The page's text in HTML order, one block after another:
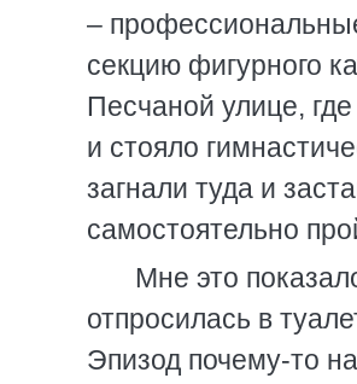
–
секцию фигурного
Песчаной улице,
и стояло
загнали туда и
самостоятельно
Мне это
отпросилась в
Эпизод почему-то